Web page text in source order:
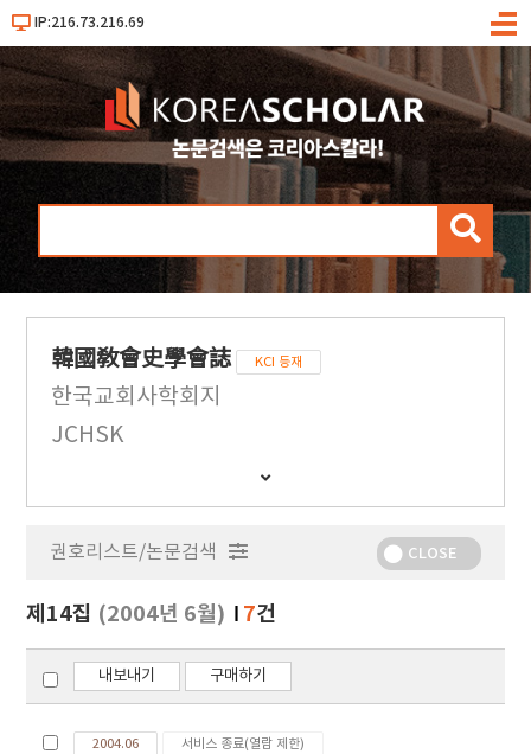
IP:216.73.216.69
메
검
韓國敎會史學會誌 KCI 등재
한국교회사학회지
JCHSK
간
행
보
기
권호리스트/논문검색 CLOSE
제14집 (2004년 6월) 7건
내보내기 구매하기
2004.06 서비스 종료(열람 제한)